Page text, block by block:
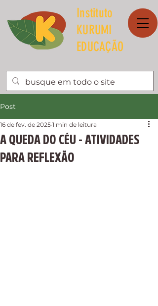
Instituto
KURUMI
EDUCAÇÃO
Post
A QUEDA DO CÉU - ATIVIDADES
PARA REFLEXÃO
16 de fev. de 2025 1 min de leitura